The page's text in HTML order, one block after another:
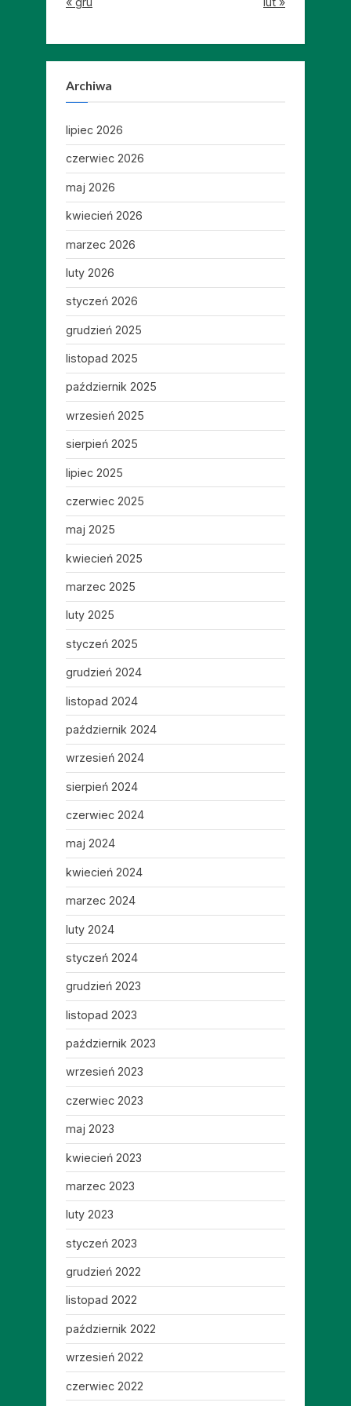
Archiwa
lipiec 2026
czerwiec 2026
maj 2026
kwiecień 2026
marzec 2026
luty 2026
styczeń 2026
grudzień 2025
listopad 2025
październik 2025
wrzesień 2025
sierpień 2025
lipiec 2025
czerwiec 2025
maj 2025
kwiecień 2025
marzec 2025
luty 2025
styczeń 2025
grudzień 2024
listopad 2024
październik 2024
wrzesień 2024
sierpień 2024
czerwiec 2024
maj 2024
kwiecień 2024
marzec 2024
luty 2024
styczeń 2024
grudzień 2023
listopad 2023
październik 2023
wrzesień 2023
czerwiec 2023
maj 2023
kwiecień 2023
marzec 2023
luty 2023
styczeń 2023
grudzień 2022
listopad 2022
październik 2022
wrzesień 2022
czerwiec 2022